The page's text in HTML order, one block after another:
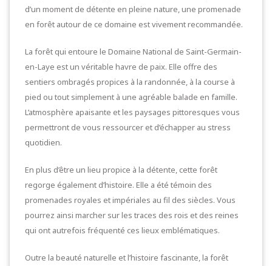
d’un moment de détente en pleine nature, une promenade
en forêt autour de ce domaine est vivement recommandée.
La forêt qui entoure le Domaine National de Saint-Germain-
en-Laye est un véritable havre de paix. Elle offre des
sentiers ombragés propices à la randonnée, à la course à
pied ou tout simplement à une agréable balade en famille.
L’atmosphère apaisante et les paysages pittoresques vous
permettront de vous ressourcer et d’échapper au stress
quotidien.
En plus d’être un lieu propice à la détente, cette forêt
regorge également d’histoire. Elle a été témoin des
promenades royales et impériales au fil des siècles. Vous
pourrez ainsi marcher sur les traces des rois et des reines
qui ont autrefois fréquenté ces lieux emblématiques.
Outre la beauté naturelle et l’histoire fascinante, la forêt